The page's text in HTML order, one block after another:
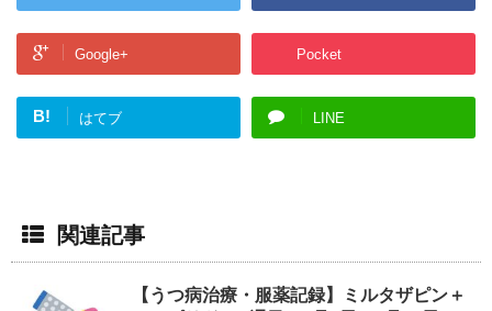
Google+ Pocket
B! はてブ LINE
関連記事
【うつ病治療・服薬記録】ミルタザピン＋